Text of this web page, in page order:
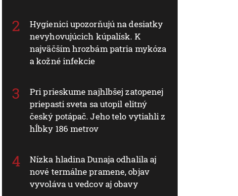
Hygienici upozorňujú na desiatky
nevyhovujúcich kúpalísk. K
najväčším hrozbám patria mykóza
a kožné infekcie
Pri prieskume najhlbšej zatopenej
priepasti sveta sa utopil elitný
český potápač. Jeho telo vytiahli z
hĺbky 186 metrov
Nízka hladina Dunaja odhalila aj
nové termálne pramene, objav
vyvoláva u vedcov aj obavy